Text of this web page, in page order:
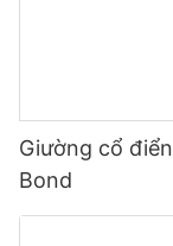
Giường cổ
Bond